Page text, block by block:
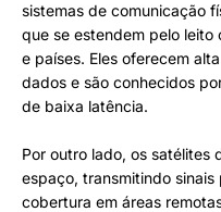
sistemas de comunicação
que se estendem pelo
e países. Eles oferecem
dados e são conhecidos
de baixa latência.
Por outro lado, os satélites
espaço, transmitindo
cobertura em áreas